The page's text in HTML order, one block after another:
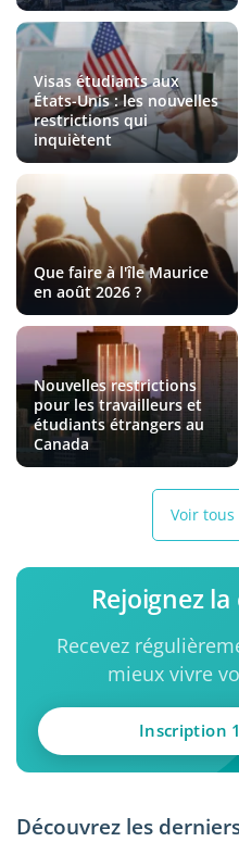
Visas étudiants aux
États-Unis : les nouvelles
restrictions qui
inquiètent
Que faire à l'île Maurice
en août 2026 ?
Nouvelles restrictions
pour les travailleurs et
étudiants étrangers au
Canada
Voir
Rejoignez
Recevez
mieux vivre
Inscription
Découvrez les